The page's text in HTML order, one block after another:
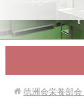
徳洲会栄養部会